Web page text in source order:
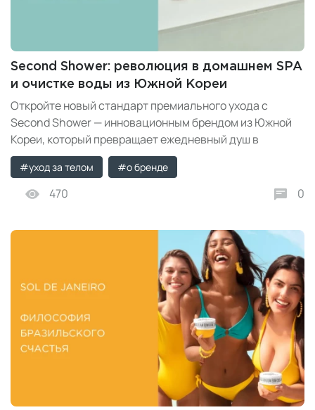
Second Shower: революция в домашнем SPA
и очистке воды из Южной Кореи
Откройте новый стандарт премиального ухода с
Second Shower — инновационным брендом из Южной
Кореи, который превращает ежедневный душ в
ароматерапевтическую SPA-процедуру.
#уход за телом #о бренде
470 0